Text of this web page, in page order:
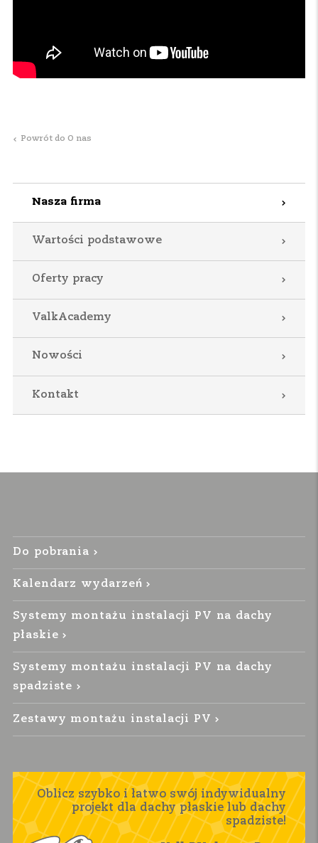
Powrót do O nas
Nasza firma
Wartości podstawowe
Oferty pracy
ValkAcademy
Nowości
Kontakt
Do pobrania
Kalendarz wydarzeń
Systemy montażu instalacji PV na dachy
płaskie
Systemy montażu instalacji PV na dachy
spadziste
Zestawy montażu instalacji PV
Oblicz szybko i łatwo swój indywidualny
projekt dla dachy płaskie lub dachy
spadziste!